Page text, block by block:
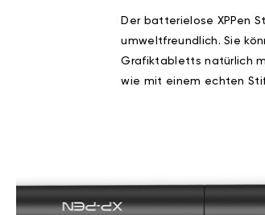
Der batterielose XPPen
umweltfreundlich. Sie
Grafiktabletts natürlich
wie mit einem echten